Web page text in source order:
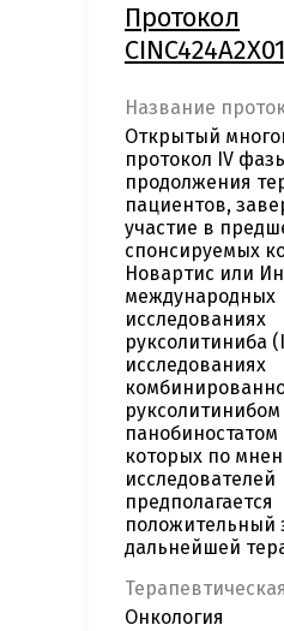
Протокол
Название
Открытый
протокол IV
продолжения
пациентов,
участие в
спонсируемых
Новартис или
международных
исследованиях
руксолитиниба
исследованиях
руксолитинибом
панобиностатом
которых по
исследователей
предполагается
положительный
дальнейшей
Онкология